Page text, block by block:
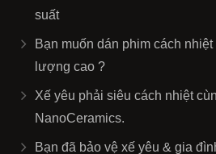
suất
Bạn muốn dán phim cách
lượng cao ?
Xế yêu phải siêu cách nhiệt
NanoCeramics.
Bạn đã bảo vệ xế yêu & gia